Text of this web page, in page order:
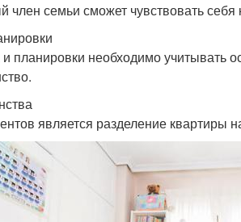
член семьи сможет чувствовать
планировки необходимо учитывать
является разделение квартиры